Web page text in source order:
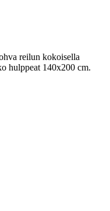
reilun kokoisella
hulppeat 140x200 cm.